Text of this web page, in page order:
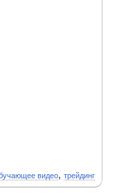
видео, трейдинг